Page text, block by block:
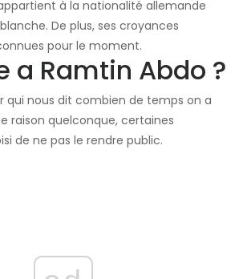
à la nationalité allemande
De plus, ses croyances
pour le moment.
a Ramtin Abdo ?
qui nous dit combien de temps on a
raison quelconque, certaines
de ne pas le rendre public.